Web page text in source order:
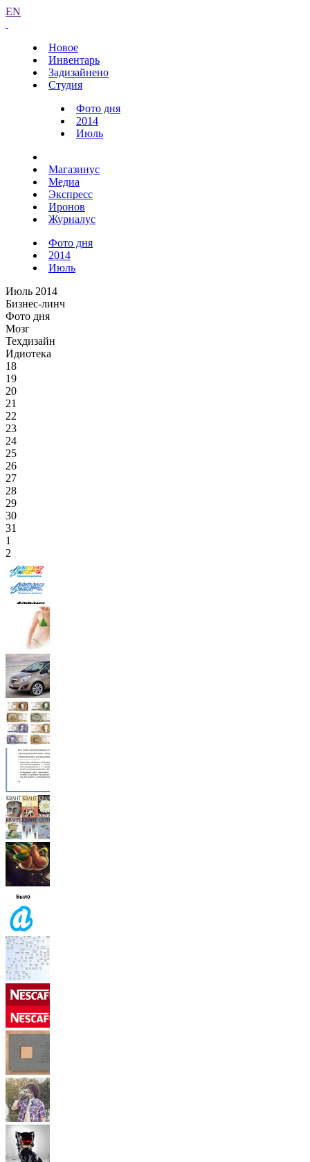
EN
Новое
Инвентарь
Задизайнено
Студия
Фото дня
2014
Июль
Магазинус
Медиа
Экспресс
Иронов
Журналус
Фото дня
2014
Июль
Июль 2014
Бизнес-линч
Фото дня
Мозг
Техдизайн
Идиотека
18
19
20
21
22
23
24
25
26
27
28
29
30
31
1
2